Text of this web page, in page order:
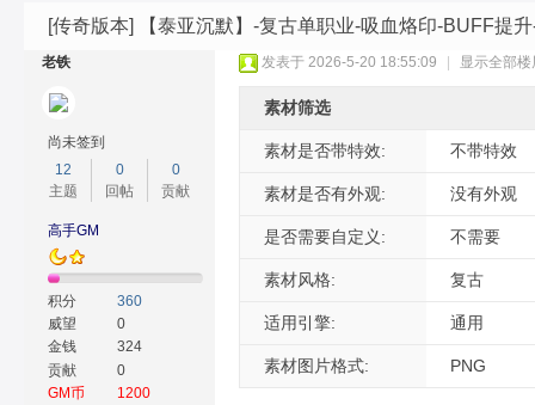
[传奇版本] 【泰亚沉默】-复古单职业-吸血烙印-BUFF提
老铁
尚未签到
12
主题
0
回帖
0
贡献
高手GM
积分
360
威望
0
金钱
324
贡献
0
GM币
1200
发表于 2026-5-20 18:55:09 显示全部楼
素材筛选
素材是否带特效: 不带特效
素材是否有外观: 没有外观
是否需要自定义: 不需要
素材风格: 复古
适用引擎: 通用
素材图片格式: PNG